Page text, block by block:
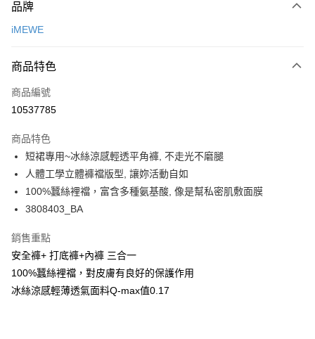
信用卡一次付款
LINE Pay
Apple Pay
Google Pay
全支付
全盈+PAY
相關說明
【關於「AFTEE先享後付」】
AFTEE先享後付是「在收到商品之後才付款」的支付方式。 讓您購物簡單
１．簡單：不需註冊會員、不需綁卡、不需儲值。
ATM付款
品牌
iMEWE
商品特色
商品編號
10537785
商品特色
短裙專用~冰絲涼感輕透平角褲, 不走光不磨腿
人體工學立體褲襠版型, 讓妳活動自如
100%蠶絲裡襠，富含多種氨基酸, 像是幫私密肌敷面膜
3808403_BA
銷售重點
安全褲+ 打底褲+內褲 三合一
100%蠶絲裡襠，對皮膚有良好的保護作用
冰絲涼感輕薄透氣面料Q-max值0.17